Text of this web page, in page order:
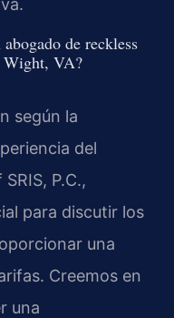
de reckless
Wight, VA?
según la
del
P.C.,
para discutir los
una
Creemos en
una